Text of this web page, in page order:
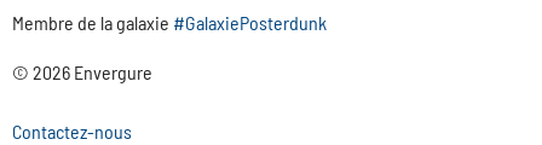
Membre de la galaxie #GalaxiePosterdunk
© 2026 Envergure
Contactez-nous